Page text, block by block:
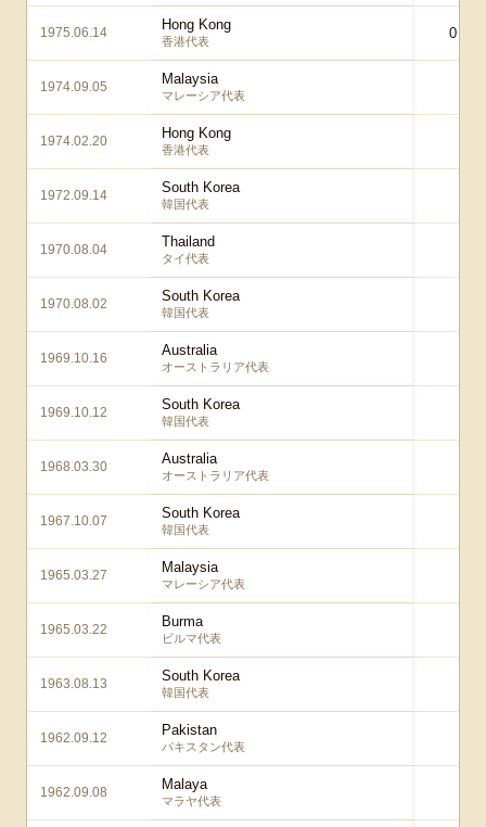
1975.06.14 Hong Kong
香港代表 0 – 0
1974.09.05 Malaysia
マレーシア代表
1974.02.20 Hong Kong
香港代表
1972.09.14 South Korea
韓国代表
1970.08.04 Thailand
タイ代表
1970.08.02 South Korea
韓国代表
1969.10.16 Australia
オーストラリア代表
1969.10.12 South Korea
韓国代表
1968.03.30 Australia
オーストラリア代表
1967.10.07 South Korea
韓国代表
1965.03.27 Malaysia
マレーシア代表
1965.03.22 Burma
ビルマ代表
1963.08.13 South Korea
韓国代表
1962.09.12 Pakistan
パキスタン代表
1962.09.08 Malaya
マラヤ代表